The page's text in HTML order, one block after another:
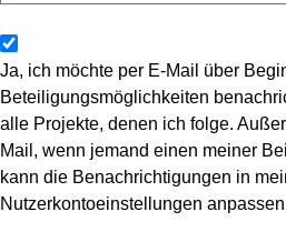
Ja, ich möchte per E-Mail über
Beteiligungsmöglichkeiten
alle Projekte, denen ich folge.
Mail, wenn jemand einen meiner
kann die Benachrichtigungen in
Nutzerkontoeinstellungen